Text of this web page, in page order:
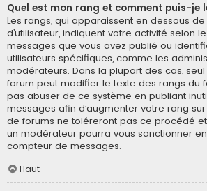
Quel est mon rang et comment puis-je
Les rangs, qui apparaissent en dessous
d’utilisateur, indiquent votre activité selon
messages que vous avez publié ou
utilisateurs spécifiques, comme les
modérateurs. Dans la plupart des cas,
forum peut modifier le texte des rangs du
pas abuser de ce système en publiant
messages afin d’augmenter votre rang
de forums ne toléreront pas ce procédé
un modérateur pourra vous sanctionner
compteur de messages.
Haut